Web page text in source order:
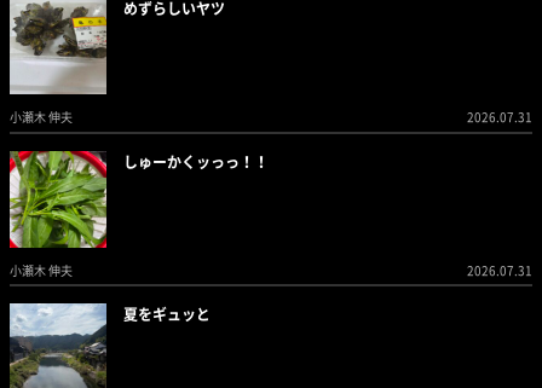
めずらしいヤツ
小瀬木 伸夫 2026.07.31
しゅーかくッっっ！！
小瀬木 伸夫 2026.07.31
夏をギュッと